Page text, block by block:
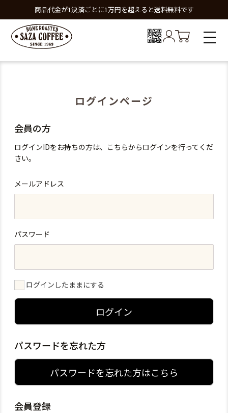
商品代金が1決済ごとに1万円を超えると送料無料です
ログインページ
会員の方
ログインIDをお持ちの方は、こちらからログインを行ってくだ
さい。
メールアドレス
パスワード
ログインしたままにする
ログイン
パスワードを忘れた方
パスワードを忘れた方はこちら
会員登録